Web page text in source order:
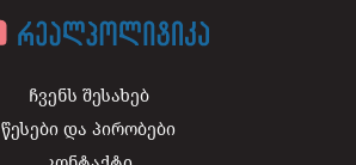
ჩვენს შესახებ
წესები და პირობები